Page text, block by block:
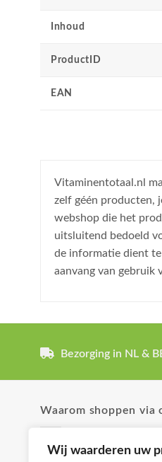
Wij waarderen uw
Inhoud
ProductID
EAN
Vitaminentotaal.nl
zelf géén producten,
webshop die het
uitsluitend bedoeld
de informatie dient te
aanvang van gebruik
Bezorging in NL &
Waarom shoppen via
✓ Uitgebreide product